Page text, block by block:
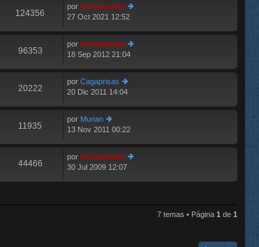
n
s
m
e
n
s
124356
por Güesmaster
er
o
m
e
n
27 Oct 2021 12:52
96353
por Güesmaster
er
e
s
18 Sep 2012 21:04
20222
por Cagaprisas
er
m
e
n
s
20 Dic 2011 14:04
11935
por Munan
er
o
m
e
s
13 Nov 2011 00:22
44466
por Güesmaster
30 Jul 2009 12:07
7 temas • Página 1 de 1